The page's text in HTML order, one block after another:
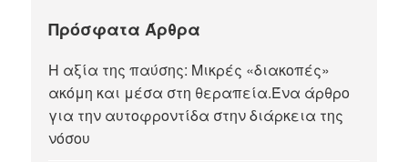
Πρόσφατα Άρθρα
Η αξία της παύσης: Μικρές «διακοπές»
ακόμη και μέσα στη θεραπεία.Ένα άρθρο
για την αυτοφροντίδα στην διάρκεια της
νόσου